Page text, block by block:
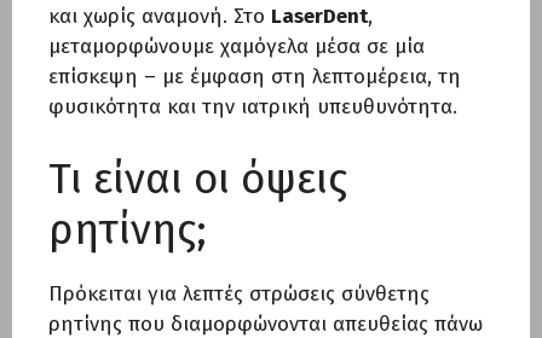
και χωρίς αναμονή. Στο LaserDent,
μεταμορφώνουμε χαμόγελα μέσα σε μία
επίσκεψη – με έμφαση στη λεπτομέρεια, τη
φυσικότητα και την ιατρική υπευθυνότητα.
Τι είναι οι όψεις
ρητίνης;
Πρόκειται για λεπτές στρώσεις σύνθετης
ρητίνης που διαμορφώνονται απευθείας πάνω